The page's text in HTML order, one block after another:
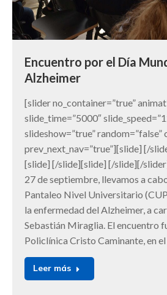
Encuentro por el Día
Alzheimer
[slider no_container=”true”
slide_time=”5000″
slideshow=”true” random=”false”
prev_next_nav=”true”][slide] [/
[slide] [/slide][slide] [/slide][/
27 de septiembre, llevamos a
Pantaleo Nivel Universitario
la enfermedad del Alzheimer, a
Sebastián Miraglia. El encuentro
Policlínica Cristo Caminante, en
Leer más